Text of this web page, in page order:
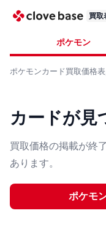
買取
ポケモン
ポケモンカード買取価格表
カードが見
買取価格の掲載が終
あります。
ポケモ